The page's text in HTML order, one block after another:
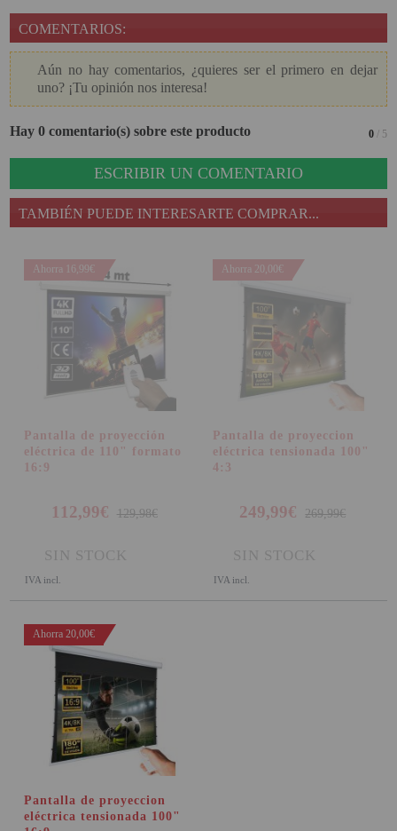
COMENTARIOS:
Aún no hay comentarios, ¿quieres ser el primero en dejar
uno? ¡Tu opinión nos interesa!
Hay 0 comentario(s) sobre este producto 0/ 5
ESCRIBIR UN COMENTARIO
TAMBIÉN PUEDE INTERESARTE COMPRAR...
Ahorra 16,99€
Pantalla de proyección
eléctrica de 110" formato
16:9
112,99€ 129,98€
SIN STOCK
IVA incl.
Ahorra 20,00€
Pantalla de proyeccion
eléctrica tensionada 100"
4:3
249,99€ 269,99€
SIN STOCK
IVA incl.
Ahorra 20,00€
Pantalla de proyeccion
eléctrica tensionada 100"